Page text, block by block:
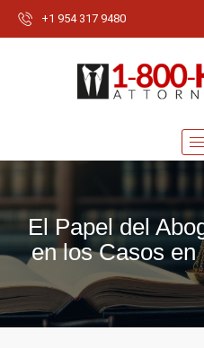
+1 954 317 9480
El Papel del
en los Casos